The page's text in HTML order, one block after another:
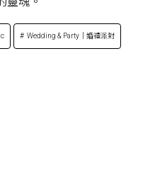
Wedding & Party｜婚禮派對